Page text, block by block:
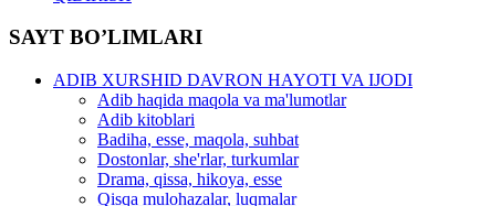
SAYT BO’LIMLARI
ADIB XURSHID DAVRON HAYOTI VA IJODI
Adib haqida maqola va ma'lumotlar
Adib kitoblari
Badiha, esse, maqola, suhbat
Dostonlar, she'rlar, turkumlar
Drama, qissa, hikoya, esse
Qisqa mulohazalar, luqmalar